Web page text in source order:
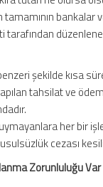
bankalar
tarafından
şekilde kısa
tahsilat ve
her bir
cezası
Zorunluluğu Var